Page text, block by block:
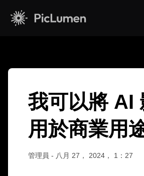
AI 影片生成器
文字轉影片
AI GIF 產生器
AI圖像
圖生圖
AI 模型
我可以將 AI
用於商業用
管理員 - 八月 27， 2024， 1：27